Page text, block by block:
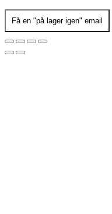
Få en "på lager igen" email